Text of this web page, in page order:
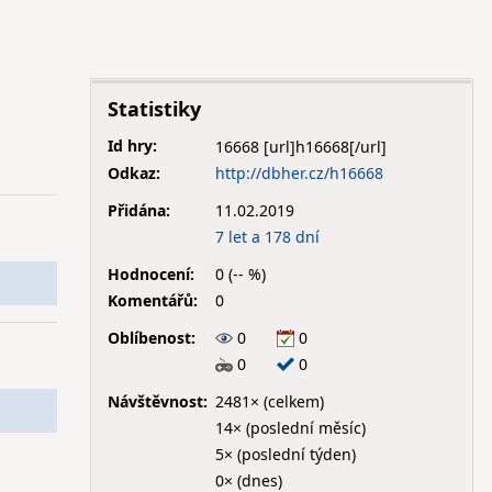
Statistiky
Id hry:
16668
Odkaz:
http://dbher.cz/h16668
Přidána:
11.02.2019
7 let a 178 dní
Hodnocení:
0 (-- %)
Komentářů:
0
Oblíbenost:
0
0
0
0
Návštěvnost: 2481× (celkem)
14× (poslední měsíc)
5× (poslední týden)
0× (dnes)